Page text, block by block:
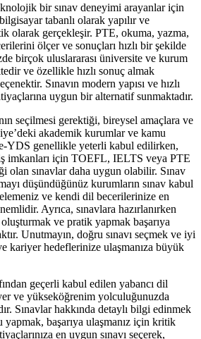
bir sınav deneyimi arayanlar için
tabanlı olarak yapılır ve
olarak gerçekleşir. PTE, okuma, yazma,
ölçer ve sonuçları hızlı bir şekilde
birçok uluslararası üniversite ve kurum
ve özellikle hızlı sonuç almak
Sınavın modern yapısı ve hızlı
uygun bir alternatif sunmaktadır.
seçilmesi gerektiği, bireysel amaçlara ve
akademik kurumlar ve kamu
YDS genellikle yeterli kabul edilirken,
imkanları için TOEFL, IELTS veya PTE
olan sınavlar daha uygun olabilir. Sınav
düşündüğünüz kurumların sınav kabul
ve kendi dil becerilerinize en
Ayrıca, sınavlara hazırlanırken
ve pratik yapmak başarıya
Unutmayın, doğru sınavı seçmek ve iyi
kariyer hedeflerinize ulaşmanıza büyük
geçerli kabul edilen yabancı dil
ve yükseköğrenim yolculuğunuzda
Sınavlar hakkında detaylı bilgi edinmek
başarıya ulaşmanız için kritik
en uygun sınavı seçerek,